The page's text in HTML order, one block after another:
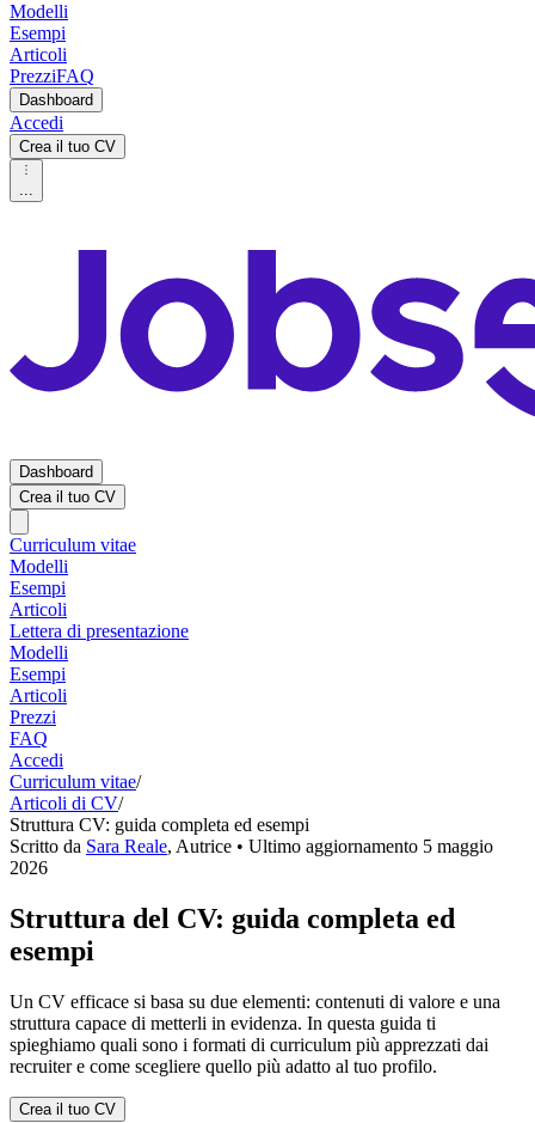
Modelli
Esempi
Articoli
PrezziFAQ
Dashboard
Accedi
Crea il tuo CV
...
Dashboard
Crea il tuo CV
Curriculum vitae
Modelli
Esempi
Articoli
Lettera di presentazione
Modelli
Esempi
Articoli
Prezzi
FAQ
Accedi
Curriculum vitae/
Articoli di CV/
Struttura CV: guida completa ed esempi
Scritto da Sara Reale, Autrice • Ultimo aggiornamento 5 maggio
2026
Struttura del CV: guida completa ed
esempi
Un CV efficace si basa su due elementi: contenuti di valore e una
struttura capace di metterli in evidenza. In questa guida ti
spieghiamo quali sono i formati di curriculum più apprezzati dai
recruiter e come scegliere quello più adatto al tuo profilo.
Crea il tuo CV